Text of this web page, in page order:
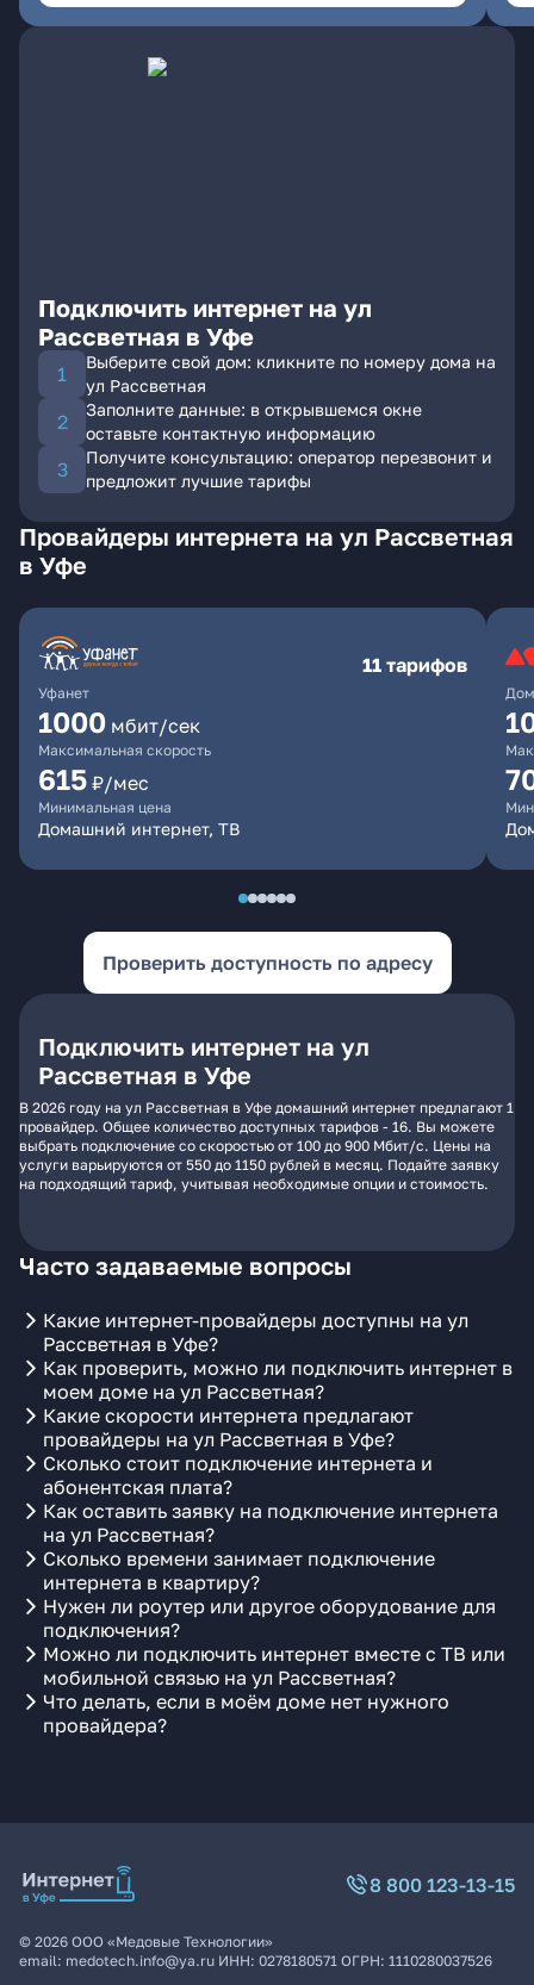
Подключить интернет на ул
Рассветная в Уфе
Выберите свой дом: кликните по номеру дома на
ул Рассветная
Заполните данные: в открывшемся окне
оставьте контактную информацию
Получите консультацию: оператор перезвонит и
предложит лучшие тарифы
Провайдеры интернета на ул Рассветная
в Уфе
Уфанет
11 тарифов
1000 мбит/сек
Максимальная скорость
615 ₽/мес
Минимальная цена
Домашний интернет, ТВ
Проверить доступность по адресу
Подключить интернет на ул
Рассветная в Уфе
В 2026 году на ул Рассветная в Уфе домашний интернет предлагают 1
провайдер. Общее количество доступных тарифов - 16. Вы можете
выбрать подключение со скоростью от 100 до 900 Мбит/с. Цены на
услуги варьируются от 550 до 1150 рублей в месяц. Подайте заявку
на подходящий тариф, учитывая необходимые опции и стоимость.
Часто задаваемые вопросы
Какие интернет-провайдеры доступны на ул
Рассветная в Уфе?
Как проверить, можно ли подключить интернет в
моем доме на ул Рассветная?
Какие скорости интернета предлагают
провайдеры на ул Рассветная в Уфе?
Сколько стоит подключение интернета и
абонентская плата?
Как оставить заявку на подключение интернета
на ул Рассветная?
Сколько времени занимает подключение
интернета в квартиру?
Нужен ли роутер или другое оборудование для
подключения?
Можно ли подключить интернет вместе с ТВ или
мобильной связью на ул Рассветная?
Что делать, если в моём доме нет нужного
провайдера?
8 800 123-13-15
© 2026 ООО «Медовые Технологии»
email: medotech.info@ya.ru ИНН: 0278180571 ОГРН: 1110280037526